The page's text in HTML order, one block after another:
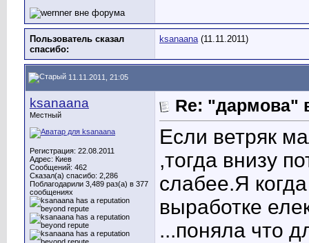
Пользователь сказал
cпасибо:
ksanaana(11.11.2011)
11.11.2011, 21:05
ksanaana
Местный
Регистрация: 22.08.2011
Адрес: Киев
Сообщений: 462
Сказал(а) спасибо: 2,286
Поблагодарили 3,489 раз(а) в 377
сообщениях
Re: "дармова"
Если ветряк
,тогда внизу
слабее.Я
выработке
...поняла что